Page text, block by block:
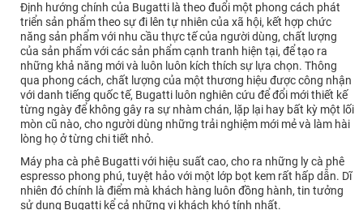
Định hướng chính của Bugatti là theo đuổi một phong cách phát
triển sản phẩm theo sự đi lên tự nhiên của xã hội, kết hợp chức
năng sản phẩm với nhu cầu thực tế của người dùng, chất lượng
của sản phẩm với các sản phẩm cạnh tranh hiện tại, để tạo ra
những khả năng mới và luôn luôn kích thích sự lựa chọn. Thông
qua phong cách, chất lượng của một thương hiệu được công nhận
với danh tiếng quốc tế, Bugatti luôn nghiên cứu để đổi mới thiết kế
từng ngày để không gây ra sự nhàm chán, lặp lại hay bất kỳ một lối
mòn cũ nào, cho người dùng những trải nghiệm mới mẻ và làm hài
lòng họ ở từng chi tiết nhỏ.
Máy pha cà phê Bugatti với hiệu suất cao, cho ra những ly cà phê
espresso phong phú, tuyệt hảo với một lớp bọt kem rất hấp dẫn. Dĩ
nhiên đó chính là điểm mà khách hàng luôn đồng hành, tin tưởng
sử dụng Bugatti kể cả những vị khách khó tính nhất.